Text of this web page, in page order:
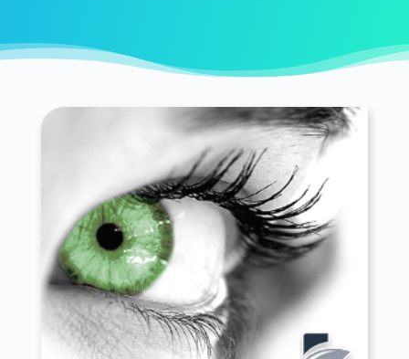
Autouillet 78770
Bazainville 78550
Bazemont 78580
Béhoust 78910
Bennecourt 78270
Beynes 78650
Blaru 78270
Boinville-en-Mantois 78930
Boinville-le-Gaillard 78660
Boinvilliers 78200
Bois-d'Arcy 78390
Boissets 78910
La Boissière-École 78125
Boissy-Mauvoisin 78200
Boissy-sans-Avoir 78490
Bonnelles 78830
Bonnières-sur-Seine 78270
Bouafle 78410
Bougival 78380
Bourdonné 78113
Breuil-Bois-Robert 78930
Bréval 78980
Les Bréviaires 78610
Brueil-en-Vexin 78440
Buc 78530
Buchelay 78200
Bullion 78830
Carrières-sous-Poissy 78955